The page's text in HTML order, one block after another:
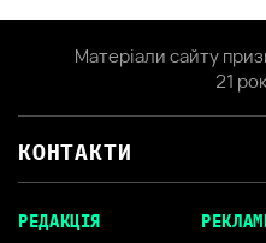
Матеріали сайту
21
КОНТАКТИ
РЕДАКЦІЯ